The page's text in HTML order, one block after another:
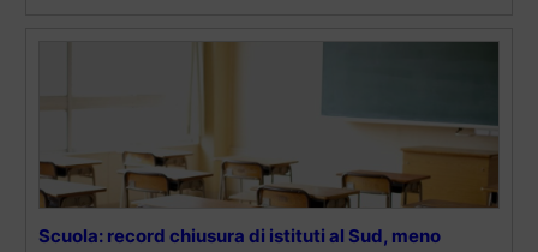
Scuola: record chiusura di istituti al Sud, meno